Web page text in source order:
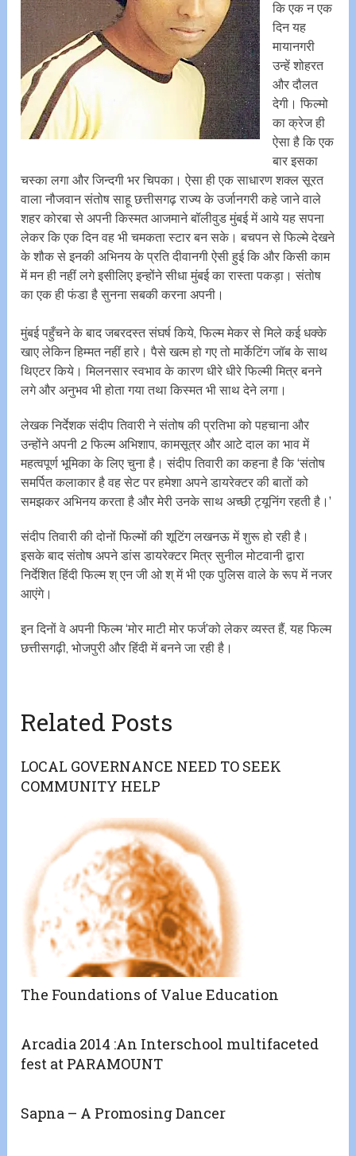
कि एक न एक
दिन यह
मायानगरी
उन्हें शोहरत
और दौलत
देगी। फिल्मो
का क्रेज ही
ऐसा है कि एक
बार इसका
चस्का लगा और जिन्दगी भर चिपका। ऐसा ही एक साधारण शक्ल सूरत
वाला नौजवान संतोष साहू छत्तीसगढ़ राज्य के उर्जानगरी कहे जाने वाले
शहर कोरबा से अपनी किस्मत आजमाने बॉलीवुड मुंबई में आये यह सपना
लेकर कि एक दिन वह भी चमकता स्टार बन सके। बचपन से फिल्मे देखने
के शौक से इनकी अभिनय के प्रति दीवानगी ऐसी हुई कि और किसी काम
में मन ही नहीं लगे इसीलिए इन्होंने सीधा मुंबई का रास्ता पकड़ा। संतोष
का एक ही फंडा है सुनना सबकी करना अपनी।
मुंबई पहुँचने के बाद जबरदस्त संघर्ष किये, फिल्म मेकर से मिले कई धक्के
खाए लेकिन हिम्मत नहीं हारे। पैसे खत्म हो गए तो मार्केटिंग जॉब के साथ
थिएटर किये। मिलनसार स्वभाव के कारण धीरे धीरे फिल्मी मित्र बनने
लगे और अनुभव भी होता गया तथा किस्मत भी साथ देने लगा।
लेखक निर्देशक संदीप तिवारी ने संतोष की प्रतिभा को पहचाना और
उन्होंने अपनी 2 फिल्म अभिशाप, कामसूत्र और आटे दाल का भाव में
महत्वपूर्ण भूमिका के लिए चुना है। संदीप तिवारी का कहना है कि ‘संतोष
समर्पित कलाकार है वह सेट पर हमेशा अपने डायरेक्टर की बातों को
समझकर अभिनय करता है और मेरी उनके साथ अच्छी ट्यूनिंग रहती है।’
संदीप तिवारी की दोनों फिल्मों की शूटिंग लखनऊ में शुरू हो रही है।
इसके बाद संतोष अपने डांस डायरेक्टर मित्र सुनील मोटवानी द्वारा
निर्देशित हिंदी फिल्म श् एन जी ओ श् में भी एक पुलिस वाले के रूप में नजर
आएंगे।
इन दिनों वे अपनी फिल्म ‘मोर माटी मोर फर्ज’को लेकर व्यस्त हैं, यह फिल्म
छत्तीसगढ़ी, भोजपुरी और हिंदी में बनने जा रही है।
Related Posts
LOCAL GOVERNANCE NEED TO SEEK
COMMUNITY HELP
The Foundations of Value Education
Arcadia 2014 :An Interschool multifaceted
fest at PARAMOUNT
Sapna – A Promosing Dancer